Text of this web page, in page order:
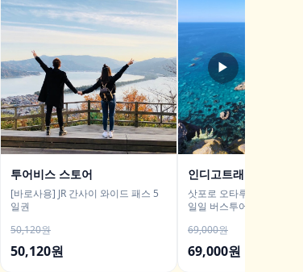
투어비스 스토어
[바로사용] JR 간사이 와이드 패스 5
일권
50,120원
50,120원
인디고트래블
삿포로 오타루 샤코탄 시
일일 버스투어/ DSLR 촬영
69,000원
69,000원
▶